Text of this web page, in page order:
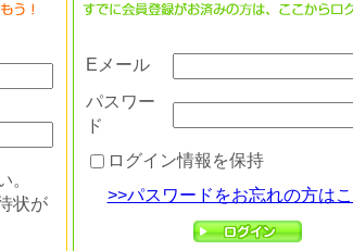
。
状が
Eメール
パスワー
ド
ログイン情報を保持
>>パスワードをお忘れの方は